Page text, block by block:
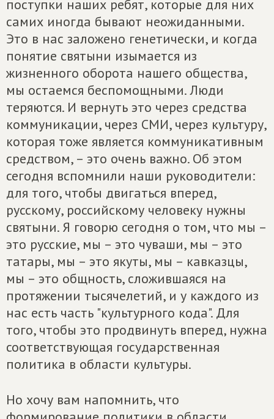
поступки наших ребят, которые для них
самих иногда бывают неожиданными.
Это в нас заложено генетически, и когда
понятие святыни изымается из
жизненного оборота нашего общества,
мы остаемся беспомощными. Люди
теряются. И вернуть это через средства
коммуникации, через СМИ, через культуру,
которая тоже является коммуникативным
средством, – это очень важно. Об этом
сегодня вспомнили наши руководители:
для того, чтобы двигаться вперед,
русскому, российскому человеку нужны
святыни. Я говорю сегодня о том, что мы –
это русские, мы – это чуваши, мы – это
татары, мы – это якуты, мы – кавказцы,
мы – это общность, сложившаяся на
протяжении тысячелетий, и у каждого из
нас есть часть "культурного кода". Для
того, чтобы это продвинуть вперед, нужна
соответствующая государственная
политика в области культуры.
Но хочу вам напомнить, что